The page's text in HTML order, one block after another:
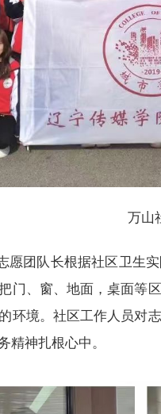
万山
愿团队长根据社区卫生
门、窗、地面，桌面等
环境。社区工作人员对
精神扎根心中。